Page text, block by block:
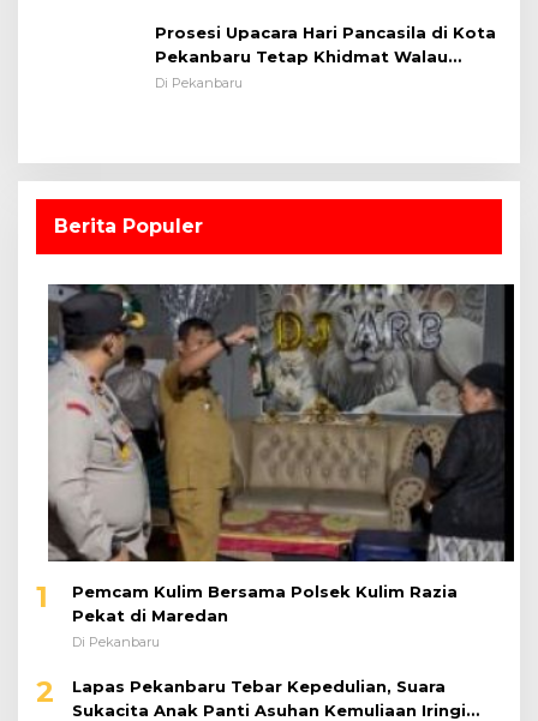
Prosesi Upacara Hari Pancasila di Kota
Pekanbaru Tetap Khidmat Walau
Dalam Ruangan
Di Pekanbaru
Berita Populer
1
Pemcam Kulim Bersama Polsek Kulim Razia
Pekat di Maredan
Di Pekanbaru
2
Lapas Pekanbaru Tebar Kepedulian, Suara
Sukacita Anak Panti Asuhan Kemuliaan Iringi